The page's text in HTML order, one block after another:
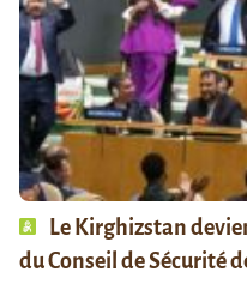
Le Kirghizstan
du Conseil de Sécurité